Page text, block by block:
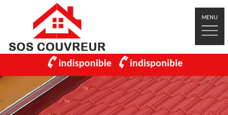
MENU
indisponible indisponible